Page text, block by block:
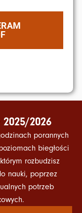
2026
porannych
biegłości
rozbudzisz
nauki, poprzez
potrzeb